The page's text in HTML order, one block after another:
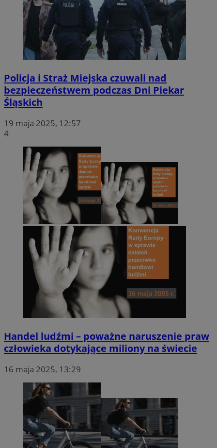
Policja i Straż Miejska czuwali nad
bezpieczeństwem podczas Dni Piekar
Śląskich
19 maja 2025, 12:57
4
Handel ludźmi – poważne naruszenie praw
człowieka dotykające miliony na świecie
16 maja 2025, 13:29